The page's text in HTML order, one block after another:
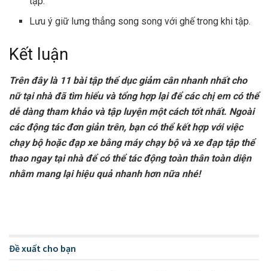
Lưu ý giữ lưng thẳng song song với ghế trong khi tập.
Kết luận
Trên đây là 11 bài tập thể dục giảm cân nhanh nhất cho
nữ tại nhà đã tìm hiểu và tổng hợp lại để các chị em có thể
dễ dàng tham khảo và tập luyện một cách tốt nhất. Ngoài
các động tác đơn giản trên, bạn có thể kết hợp với việc
chạy bộ hoặc đạp xe bằng máy chạy bộ và xe đạp tập thể
thao ngay tại nhà để có thể tác động toàn thân toàn diện
nhằm mang lại hiệu quả nhanh hơn nữa nhé!
Đề xuất cho bạn